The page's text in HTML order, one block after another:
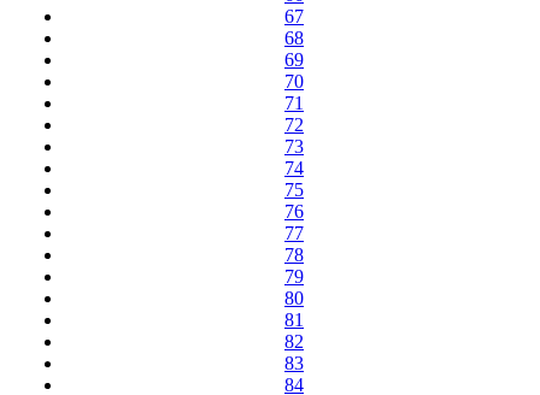
67
68
69
70
71
72
73
74
75
76
77
78
79
80
81
82
83
84